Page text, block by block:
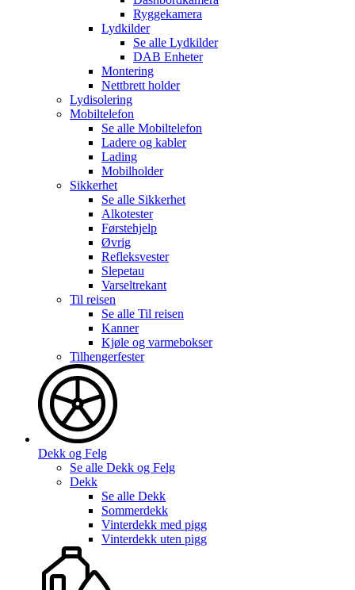
Ryggekamera
Lydkilder
Se alle Lydkilder
DAB Enheter
Montering
Nettbrett holder
Lydisolering
Mobiltelefon
Se alle Mobiltelefon
Ladere og kabler
Lading
Mobilholder
Sikkerhet
Se alle Sikkerhet
Alkotester
Førstehjelp
Øvrig
Refleksvester
Slepetau
Varseltrekant
Til reisen
Se alle Til reisen
Kanner
Kjøle og varmebokser
Tilhengerfester
Dekk og Felg
Se alle Dekk og Felg
Dekk
Se alle Dekk
Sommerdekk
Vinterdekk med pigg
Vinterdekk uten pigg